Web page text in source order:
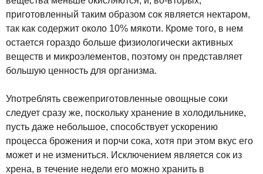
приготовленный таким образом сок является нектаром,
так как содержит около 10% мякоти. Кроме того, в нем
остается гораздо больше физиологически активных
веществ и микроэлементов, поэтому он представляет
большую ценность для организма.
Употреблять свежеприготовленные овощные соки
следует сразу же, поскольку хранение в холодильнике,
пусть даже небольшое, способствует ускорению
процесса брожения и порчи сока, хотя при этом вкус его
может и не измениться. Исключением является сок из
хрена, в течение недели его можно хранить в